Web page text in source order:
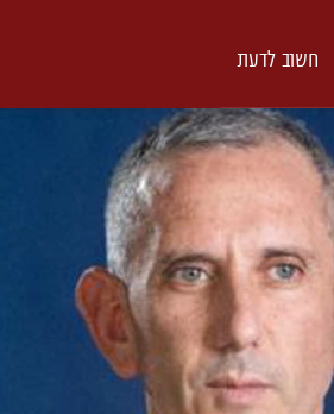
חשוב לדעת